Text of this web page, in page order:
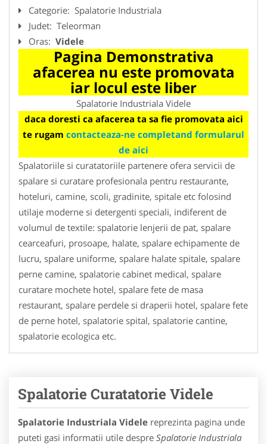
Categorie: Spalatorie Industriala
Judet: Teleorman
Oras: Videle
Pagina Demonstrativa
afacerea nu este promovata
iar locul este liber
Spalatorie Industriala Videle
daca doresti ca afacerea ta sa fie promovata aici
te rugam contacteaza-ne completand formularul
de aici
Spalatoriile si curatatoriile partenere ofera servicii de
spalare si curatare profesionala pentru restaurante,
hoteluri, camine, scoli, gradinite, spitale etc folosind
utilaje moderne si detergenti speciali, indiferent de
volumul de textile: spalatorie lenjerii de pat, spalare
cearceafuri, prosoape, halate, spalare echipamente de
lucru, spalare uniforme, spalare halate spitale, spalare
perne camine, spalatorie cabinet medical, spalare
curatare mochete hotel, spalare fete de masa
restaurant, spalare perdele si draperii hotel, spalare fete
de perne hotel, spalatorie spital, spalatorie cantine,
spalatorie ecologica etc.
Spalatorie Curatatorie Videle
Spalatorie Industriala Videle reprezinta pagina unde
puteti gasi informatii utile despre Spalatorie Industriala